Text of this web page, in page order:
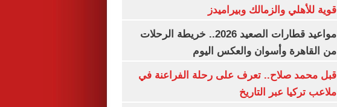
قوية للأهلي والزمالك وبيراميدز
مواعيد قطارات الصعيد 2026.. خريطة الرحلات
من القاهرة وأسوان والعكس اليوم
قبل محمد صلاح.. تعرف على رحلة الفراعنة في
ملاعب تركيا عبر التاريخ